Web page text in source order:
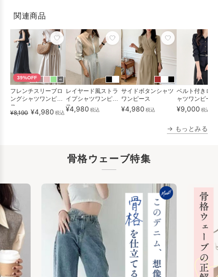
関連商品
+5
39%OFF
フレンチスリーブロ
ングシャツワンピー
ス
¥8,190 ¥4,980 税込
レイヤード風ストラ
イプシャツワンピー
ス
¥4,980 税込
サイドボタンシャツ
ワンピース
¥4,980 税込
ベルト付きロ
ャツワンピース
¥9,000 税込
→ もっとみる
骨格ウェーブ特集